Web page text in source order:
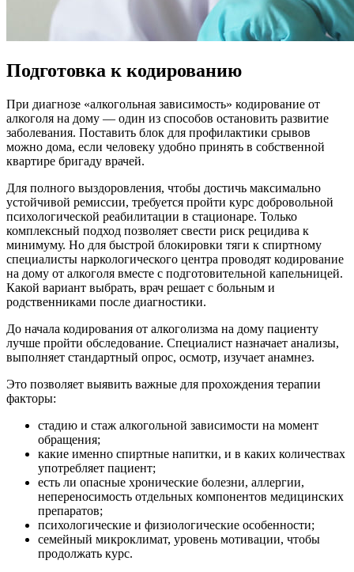
Подготовка к кодированию
При диагнозе «алкогольная зависимость» кодирование от
алкоголя на дому — один из способов остановить развитие
заболевания. Поставить блок для профилактики срывов
можно дома, если человеку удобно принять в собственной
квартире бригаду врачей.
Для полного выздоровления, чтобы достичь максимально
устойчивой ремиссии, требуется пройти курс добровольной
психологической реабилитации в стационаре. Только
комплексный подход позволяет свести риск рецидива к
минимуму. Но для быстрой блокировки тяги к спиртному
специалисты наркологического центра проводят кодирование
на дому от алкоголя вместе с подготовительной капельницей.
Какой вариант выбрать, врач решает с больным и
родственниками после диагностики.
До начала кодирования от алкоголизма на дому пациенту
лучше пройти обследование. Специалист назначает анализы,
выполняет стандартный опрос, осмотр, изучает анамнез.
Это позволяет выявить важные для прохождения терапии
факторы:
стадию и стаж алкогольной зависимости на момент
обращения;
какие именно спиртные напитки, и в каких количествах
употребляет пациент;
есть ли опасные хронические болезни, аллергии,
непереносимость отдельных компонентов медицинских
препаратов;
психологические и физиологические особенности;
семейный микроклимат, уровень мотивации, чтобы
продолжать курс.